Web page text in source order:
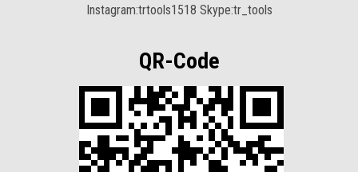
Instagram:trtools1518 Skype:tr_tools
QR-Code